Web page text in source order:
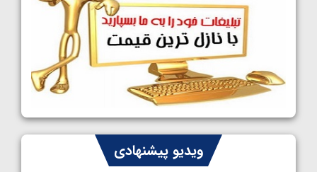
کشتی آزاد نوجوانان جهان؛ رقبای نمایندگان
ایران مشخص شدند
1405/05/08
کشتی فرنگی نوجوانان جهان؛ سکوی تیمی
سوم برای ایران
1405/05/07
ایران چشم به راه چهار مدال در پنج وزن دوم
کشتی فرنگی نوجوانان جهانویدیو پیشنهادی